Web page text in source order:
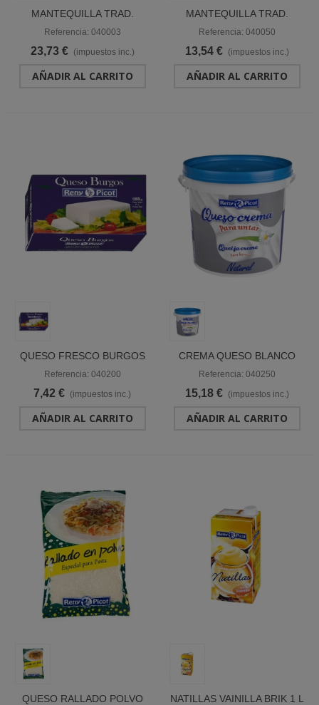
MANTEQUILLA TRAD.
MICROTARRINA 15GX144
Referencia: 040003
23,73 € (impuestos inc.)
AÑADIR AL CARRITO
MANTEQUILLA TRAD.
BLOQUE 1 KG "RENY
Referencia: 040050
13,54 € (impuestos inc.)
AÑADIR AL CARRITO
QUESO FRESCO BURGOS
VACA BRIK 1 KG "RENY
Referencia: 040200
7,42 € (impuestos inc.)
AÑADIR AL CARRITO
CREMA QUESO BLANCO
NAT. UNTAR CUBO 2
KG."RENY PICOT"
Referencia: 040250
15,18 € (impuestos inc.)
AÑADIR AL CARRITO
QUESO RALLADO POLVO
NATILLAS VAINILLA BRIK 1 L